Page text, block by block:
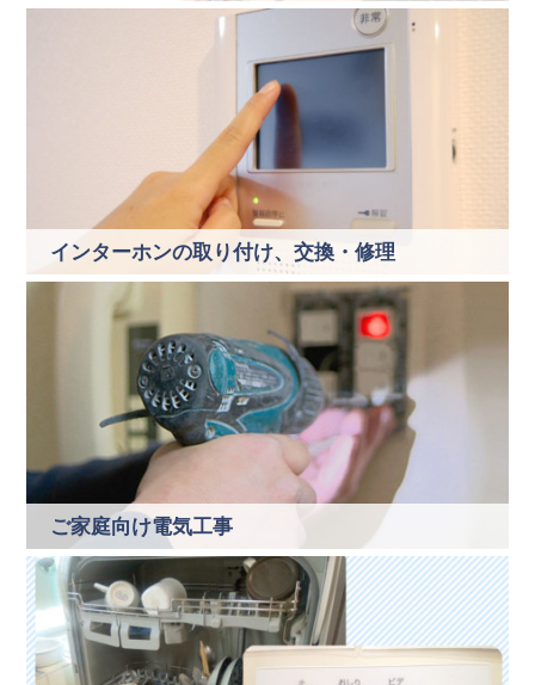
インターホンの取り付け、交換・修理
ご家庭向け電気工事